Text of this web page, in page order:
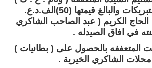
بطاقة التهاني والتبريكات والبالغ قيمتها (50)الف.د.ع.
الحاج الكريم ( عبد الصاحب الشاكري
في افاق الصيدله .
المتعففه بالحصول على ( بطانيات )
الشاكري الخيرية .